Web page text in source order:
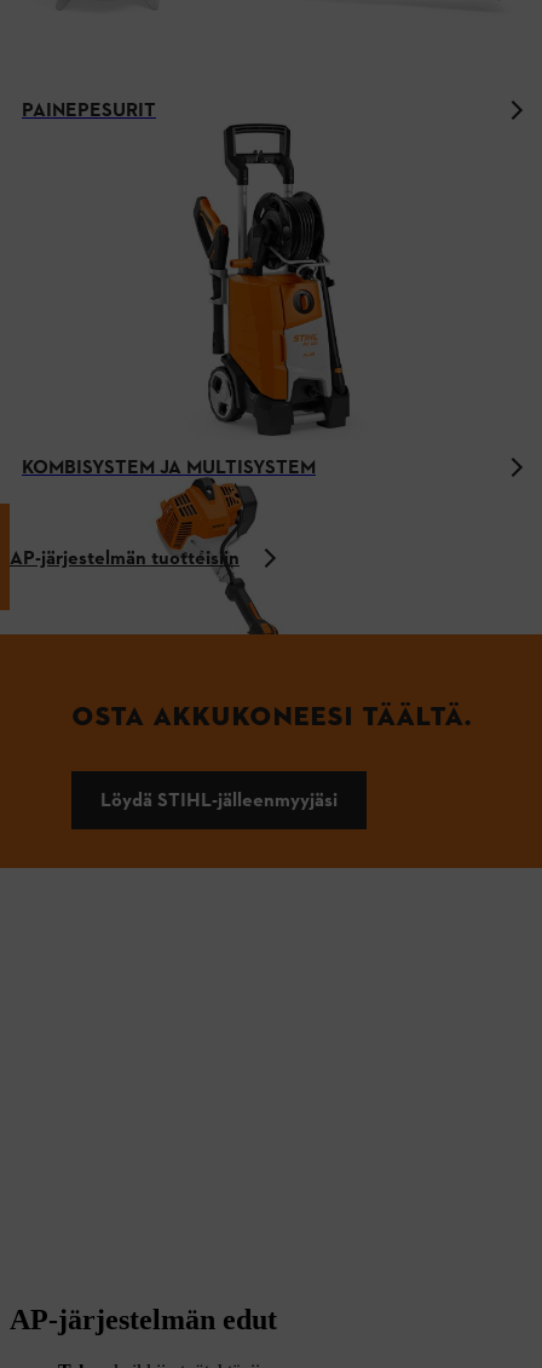
PAINEPESURIT
KOMBISYSTEM JA MULTISYSTEM
AP-järjestelmän tuotteisiin
OSTA AKKUKONEESI TÄÄLTÄ.
Löydä STIHL-jälleenmyyjäsi
AP-järjestelmän edut